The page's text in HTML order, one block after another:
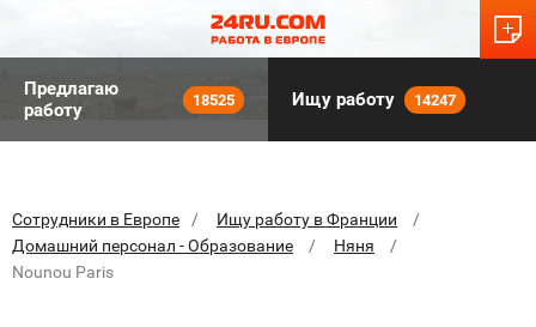
Предлагаю
работу
18525 Ищу работу 14247
Сотрудники в Европе
Ищу работу в Франции
Домашний персонал - Образование
Няня
Nounou Paris